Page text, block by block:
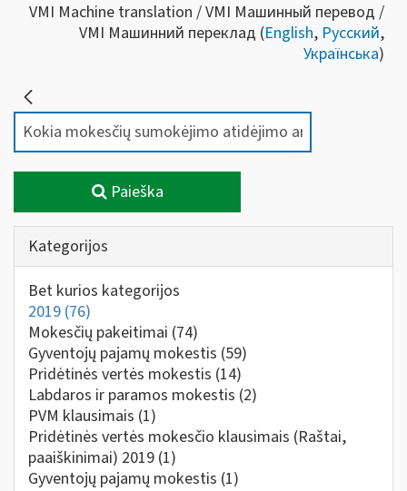
VMI Machine translation / VMI Машинный перевод /
VMI Машинний переклад (English, Русский,
Українська)
Paieška
Kategorijos
Bet kurios kategorijos
2019 (76)
Mokesčių pakeitimai (74)
Gyventojų pajamų mokestis (59)
Pridėtinės vertės mokestis (14)
Labdaros ir paramos mokestis (2)
PVM klausimais (1)
Pridėtinės vertės mokesčio klausimais (Raštai,
paaiškinimai) 2019 (1)
Gyventojų pajamų mokestis (1)